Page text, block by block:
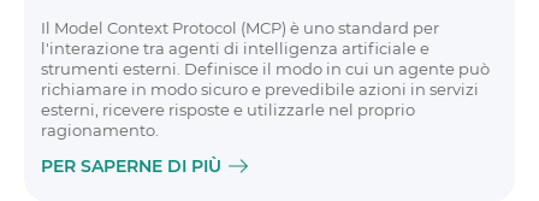
Il Model Context Protocol (MCP) è uno standard per
l'interazione tra agenti di intelligenza artificiale e
strumenti esterni. Definisce il modo in cui un agente può
richiamare in modo sicuro e prevedibile azioni in servizi
esterni, ricevere risposte e utilizzarle nel proprio
ragionamento.
PER SAPERNE DI PIÙ